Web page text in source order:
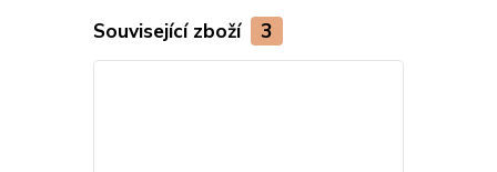
Související zboží 3